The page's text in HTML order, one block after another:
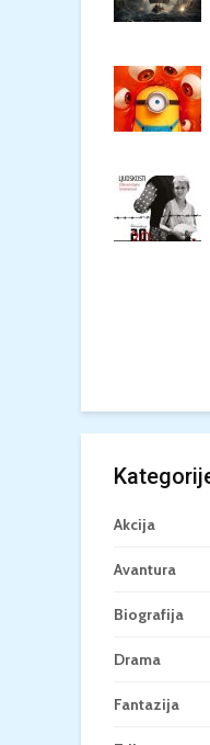
Akcija
Avantura
Biografija
Drama
Fantazija